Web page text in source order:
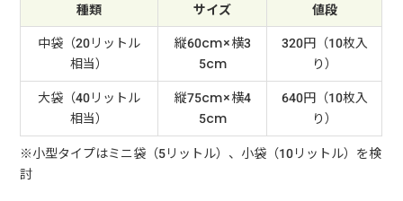
種類 サイズ
値段
中袋（20リットル
相当）
縦60cm×横3
5cm
320円（10枚入
り）
大袋（40リットル
相当）
縦75cm×横4
5cm
640円（10枚入
り）
※小型タイプはミニ袋（5リットル）、小袋（10リットル）を検
討